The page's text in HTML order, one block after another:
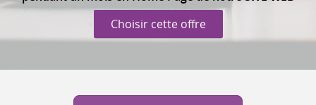
Choisir cette offre